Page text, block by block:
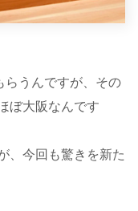
らうんですが、その
ぼ大阪なんです
、今回も驚きを新た